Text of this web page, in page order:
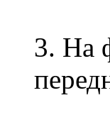
3. На